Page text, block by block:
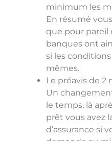
minimum les
En résumé
que pour pareil
banques ont
si les
mêmes.
Le préavis de 2
Un
le temps, là
prêt vous avez
d’assurance si